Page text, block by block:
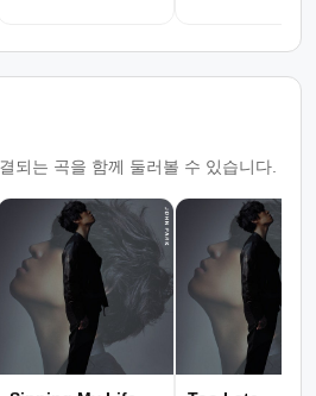
되는 곡을 함께 둘러볼 수 있습니다.